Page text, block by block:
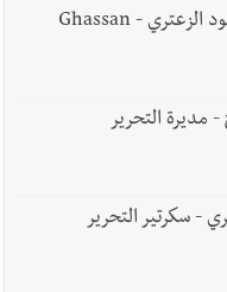
الصحافي السفير غسان محمود الزعتري - Ghassan
مديرة التحرير
- سكرتير التحرير